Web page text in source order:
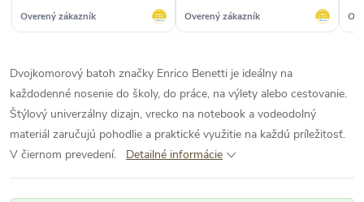
Overený zákazník Overený zákazník
Dvojkomorový batoh značky Enrico Benetti je ideálny na
každodenné nosenie do školy, do práce, na výlety alebo cestovanie.
Štýlový univerzálny dizajn, vrecko na notebook a vodeodolný
materiál zaručujú pohodlie a praktické využitie na každú príležitosť.
V čiernom prevedení.
Detailné informácie